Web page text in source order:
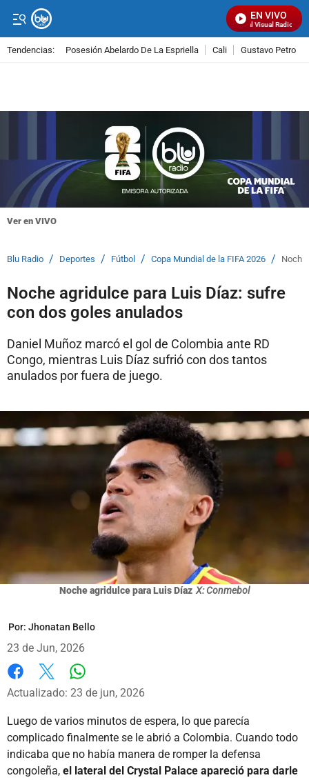
EN VIVO
Señal Visual Radio
Tendencias: Posesión Abelardo De La Espriella Cali Gustavo Petro
Ver en VIVO
Blu Radio / Deportes / Fútbol / Copa Mundial de la FIFA 2026 /
Noche agridulce para Luis Díaz: sufre
con dos goles anulados
Daniel Muñoz marcó el gol de Colombia ante RD
Congo, mientras Luis Díaz sufrió con dos tantos
anulados por fuera de juego.
Noche agridulce para Luis Díaz X: Conmebol
Por: Jhonatan Bello
23 de Jun, 2026
Facebook
X Whatsapp
Actualizado: 23 de jun, 2026
Luego de varios minutos de espera, lo que parecía
complicado finalmente se le abrió a Colombia. Cuando todo
indicaba que no había manera de romper la defensa
congoleña, el lateral del Crystal Palace apareció para darle